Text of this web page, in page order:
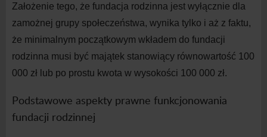
Założenie tego, że fundacja rodzinna jest wyłącznie dla
zamożnej grupy społeczeństwa, wynika tylko i aż z faktu,
że minimalnym początkowym wkładem do fundacji
rodzinna musi być majątek stanowiący równowartość 100
000 zł lub po prostu kwota w wysokości 100 000 zł.
Podstawowe aspekty prawne funkcjonowania
fundacji rodzinnej